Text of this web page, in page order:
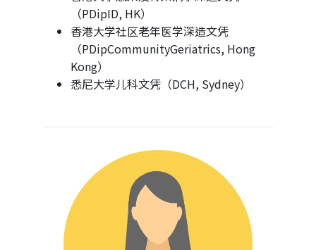
（PDipID, HK）
香港大学社区老年医学深造文凭
（PDipCommunityGeriatrics, Hong
Kong）
悉尼大学儿科文凭（DCH, Sydney）